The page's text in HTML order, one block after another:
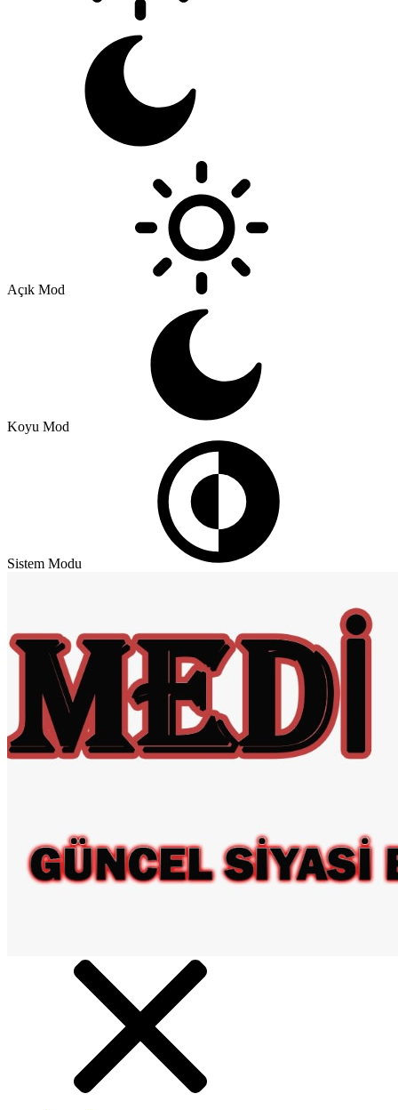
Açık Mod
Koyu Mod
Sistem Modu